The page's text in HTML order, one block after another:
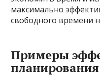
максимально
свободного времени
Примеры